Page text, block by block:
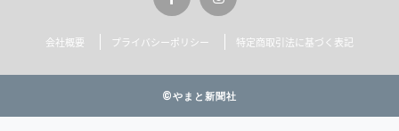
会社概要 プライバシーポリシー 特定商取引法に基づく表記
©やまと新聞社